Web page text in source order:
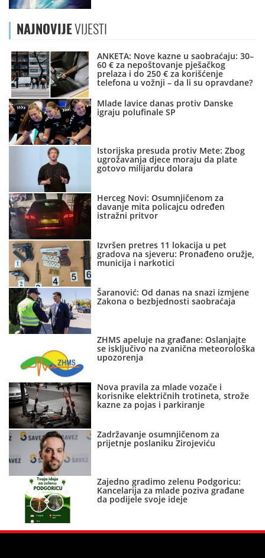
NAJNOVIJEVIJESTI
ANKETA: Nove kazne u saobraćaju: 30–
60 € za nepoštovanje pješačkog
prelaza i do 250 € za korišćenje
telefona u vožnji – da li su opravdane?
Mlade lavice danas protiv Danske
igraju polufinale SP
Istorijska presuda protiv Mete: Zbog
ugrožavanja djece moraju da plate
gotovo milijardu dolara
Herceg Novi: Osumnjičenom za
davanje mita policajcu određen
istražni pritvor
Izvršen pretres 11 lokacija u pet
gradova na sjeveru: Pronađeno oružje,
municija i narkotici
Šaranović: Od danas na snazi izmjene
Zakona o bezbjednosti saobraćaja
ZHMS apeluje na građane: Oslanjajte
se isključivo na zvanična meteorološka
upozorenja
Nova pravila za mlade vozače i
korisnike električnih trotineta, strože
kazne za pojas i parkiranje
Zadržavanje osumnjičenom za
prijetnje poslaniku Zirojeviću
Zajedno gradimo zelenu Podgoricu:
Kancelarija za mlade poziva građane
da podijele svoje ideje